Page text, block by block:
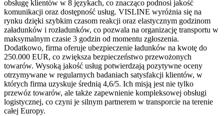
obsługę klientów w 8 językach, co znacząco podnosi jakość
komunikacji oraz dostępność usług. VISLINE wyróżnia się na
rynku dzięki szybkim czasom reakcji oraz elastycznym godzinom
załadunków i rozładunków, co pozwala na organizację transportu w
maksymalnym czasie 3 godzin od momentu zgłoszenia.
Dodatkowo, firma oferuje ubezpieczenie ładunków na kwotę do
250.000 EUR, co zwiększa bezpieczeństwo przewożonych
towarów. Wysoką jakość usług potwierdzają pozytywne oceny
otrzymywane w regularnych badaniach satysfakcji klientów, w
których firma uzyskuje średnią 4,6/5. Ich misją jest nie tylko
przewóz towarów, ale także zapewnienie kompleksowej obsługi
logistycznej, co czyni je silnym partnerem w transporcie na terenie
całej Europy.